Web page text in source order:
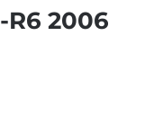
R6 2006